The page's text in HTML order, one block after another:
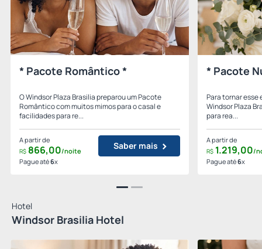
* Pacote Romântico *
O Windsor Plaza Brasilia preparou um Pacote
Romântico com muitos mimos para o casal e
facilidades para re...
A partir de
R$ 866,00/noite
Pague até6x
Saber mais
* Pacote
Para tornar esse
Windsor Plaza
para rea...
A partir de
R$ 1.219,00/
Pague até6x
Hotel
Windsor Brasilia Hotel